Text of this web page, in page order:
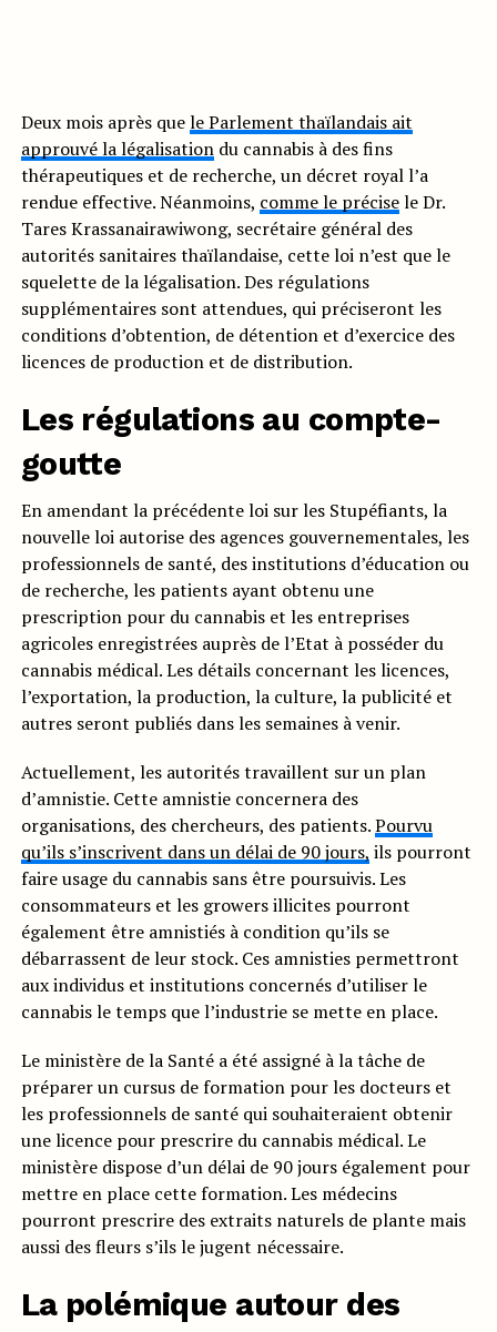
Deux mois après quele Parlement thaïlandais ait
approuvé la légalisationdu cannabis à des fins
thérapeutiques et de recherche, un décret royal l’a
rendue effective. Néanmoins, comme le précisele Dr.
Tares Krassanairawiwong, secrétaire général des
autorités sanitaires thaïlandaise, cette loi n’est que le
squelette de la légalisation. Des régulations
supplémentaires sont attendues, qui préciseront les
conditions d’obtention, de détention et d’exercice des
licences de production et de distribution.
Les régulations au compte-
goutte
En amendant la précédente loi sur les Stupéfiants, la
nouvelle loi autorise des agences gouvernementales, les
professionnels de santé, des institutions d’éducation ou
de recherche, les patients ayant obtenu une
prescription pour du cannabis et les entreprises
agricoles enregistrées auprès de l’Etat à posséder du
cannabis médical. Les détails concernant les licences,
l’exportation, la production, la culture, la publicité et
autres seront publiés dans les semaines à venir.
Actuellement, les autorités travaillent sur un plan
d’amnistie. Cette amnistie concernera des
organisations, des chercheurs, des patients.Pourvu
qu’ils s’inscrivent dans un délai de 90 jours, ils pourront
faire usage du cannabis sans être poursuivis. Les
consommateurs et les growers illicites pourront
également être amnistiés à condition qu’ils se
débarrassent de leur stock. Ces amnisties permettront
aux individus et institutions concernés d’utiliser le
cannabis le temps que l’industrie se mette en place.
Le ministère de la Santé a été assigné à la tâche de
préparer un cursus de formation pour les docteurs et
les professionnels de santé qui souhaiteraient obtenir
une licence pour prescrire du cannabis médical. Le
ministère dispose d’un délai de 90 jours également pour
mettre en place cette formation. Les médecins
pourront prescrire des extraits naturels de plante mais
aussi des fleurs s’ils le jugent nécessaire.
La polémique autour des